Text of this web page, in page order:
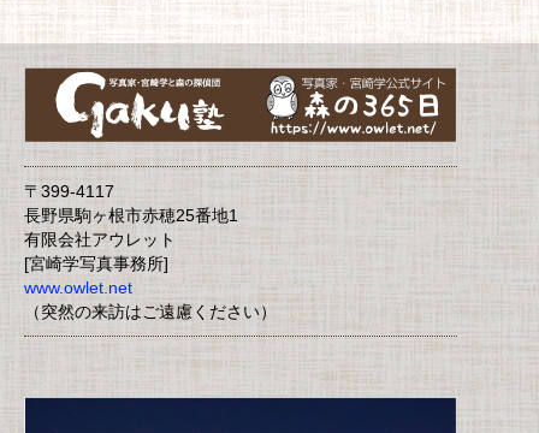
〒399-4117
長野県駒ヶ根市赤穂25番地1
有限会社アウレット
[宮崎学写真事務所]
www.owlet.net
（突然の来訪はご遠慮ください）